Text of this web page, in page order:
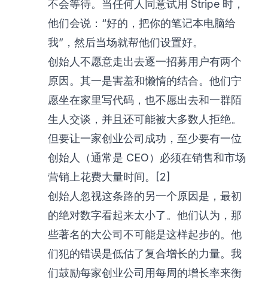
不会等待。当任何人同意试用 Stripe 时，
他们会说：“好的，把你的笔记本电脑给
我”，然后当场就帮他们设置好。
创始人不愿意走出去逐一招募用户有两个
原因。其一是害羞和懒惰的结合。他们宁
愿坐在家里写代码，也不愿出去和一群陌
生人交谈，并且还可能被大多数人拒绝。
但要让一家创业公司成功，至少要有一位
创始人（通常是 CEO）必须在销售和市场
营销上花费大量时间。[2]
创始人忽视这条路的另一个原因是，最初
的绝对数字看起来太小了。他们认为，那
些著名的大公司不可能是这样起步的。他
们犯的错误是低估了复合增长的力量。我
们鼓励每家创业公司用每周的增长率来衡